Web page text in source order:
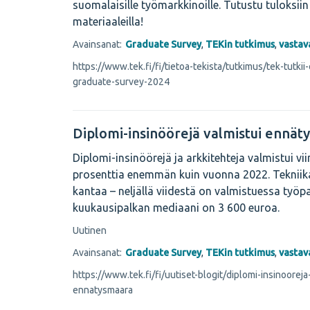
suomalaisille työmarkkinoille. Tutustu
materiaaleilla!
Avainsanat: Graduate Survey, TEKin tutkimus,
https://www.tek.fi/fi/tietoa-tekista/tutkimus/tek-
graduate-survey-2024
Diplomi-insinöörejä valmistui
Diplomi-insinöörejä ja arkkitehteja valmistui
prosenttia enemmän kuin vuonna 2022.
kantaa – neljällä viidestä on valmistuessa
kuukausipalkan mediaani on 3 600 euroa.
Uutinen
Avainsanat: Graduate Survey, TEKin tutkimus,
https://www.tek.fi/fi/uutiset-blogit/diplomi-
ennatysmaara